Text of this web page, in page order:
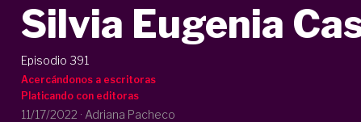
Silvia Eugenia
Episodio 391
Acercándonos a escritoras
Platicando con editoras
11/17/2022 · Adriana Pacheco